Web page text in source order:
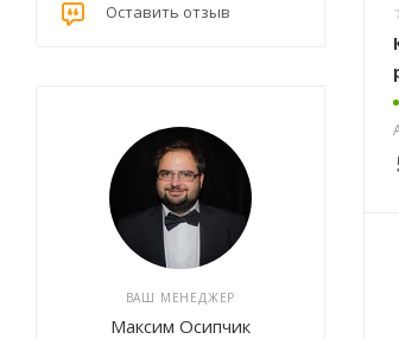
Оставить отзыв
ВАШ МЕНЕДЖЕР
Максим Осипчик